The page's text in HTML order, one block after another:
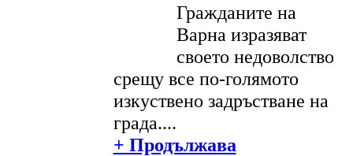
Гражданите на
Варна изразяват
своето недоволство
срещу все по-голямото
изкуствено задръстване на
града....
+ Продължава